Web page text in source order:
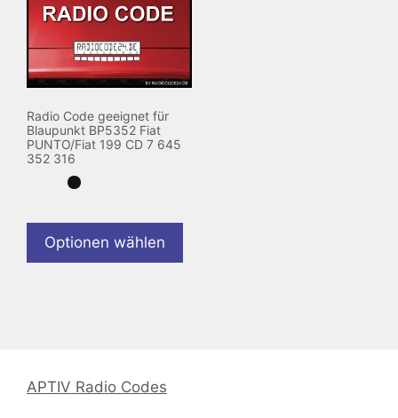
Radio Code geeignet für
Blaupunkt BP5352 Fiat
PUNTO/Fiat 199 CD 7 645
352 316
Optionen wählen
APTIV Radio Codes